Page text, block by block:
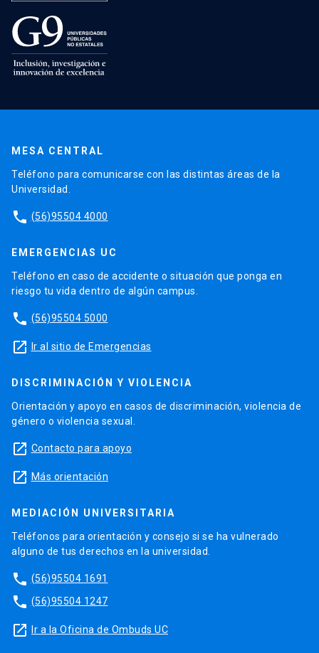
MESA CENTRAL
Teléfono para comunicarse con las distintas áreas de la
Universidad.
phone (56)95504 4000
EMERGENCIAS UC
Teléfono en caso de accidente o situación que ponga en
riesgo tu vida dentro de algún campus.
phone (56)95504 5000
launch Ir al sitio de Emergencias
DISCRIMINACIÓN Y VIOLENCIA
Orientación y apoyo en casos de discriminación, violencia de
género o violencia sexual.
launch Contacto para apoyo
launch Más orientación
MEDIACIÓN UNIVERSITARIA
Teléfonos para orientación y consejo si se ha vulnerado
alguno de tus derechos en la universidad.
phone (56)95504 1691
phone (56)95504 1247
launch Ir a la Oficina de Ombuds UC